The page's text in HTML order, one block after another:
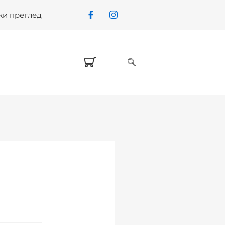
преглед